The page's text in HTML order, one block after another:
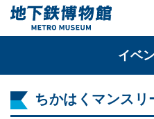
イベ
ちかはくマンス